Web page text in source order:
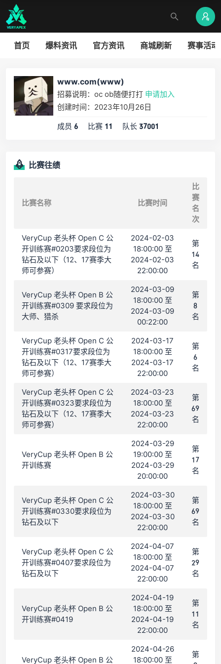
首页 爆料资讯 官方资讯 商城刷新 赛事活动
www.com(www)
招募说明：oc ob随便打打 申请加入
创建时间：2023年10月26日
成员 6 比赛 11 队长 37001
比赛往绩
比赛名称 比赛时间
比
赛
名
次
VeryCup 老头杯 Open C 公
开训练赛#0203要求段位为
钻石及以下（12、17赛季大
师可参赛）
2024-02-03
18:00:00 至
2024-02-03
22:00:00
第
14
名
VeryCup 老头杯 Open B 公
开训练赛#0309 要求段位为
大师、猎杀
2024-03-09
18:00:00 至
2024-03-09
00:22:00
第
8
名
VeryCup 老头杯 Open C 公
开训练赛#0317要求段位为
钻石及以下（12、17赛季大
师可参赛）
2024-03-17
18:00:00 至
2024-03-17
22:00:00
第
6
名
VeryCup 老头杯 Open C 公
开训练赛#0323要求段位为
钻石及以下（12、17赛季大
师可参赛）
2024-03-23
18:00:00 至
2024-03-23
22:00:00
第
69
名
VeryCup 老头杯 Open B 公
开训练赛
2024-03-29
19:00:00 至
2024-03-29
20:00:00
第
17
名
VeryCup 老头杯 Open C 公
开训练赛#0330要求段位为
钻石及以下
2024-03-30
18:00:00 至
2024-03-30
22:00:00
第
69
名
VeryCup 老头杯 Open C 公
开训练赛#0407要求段位为
钻石及以下
2024-04-07
18:00:00 至
2024-04-07
22:00:00
第
29
名
VeryCup 老头杯 Open B 公
开训练赛#0419
2024-04-19
18:00:00 至
2024-04-19
22:00:00
第
11
名
VeryCup 老头杯 Open B 公
2024-04-26
18:00:00 至
第